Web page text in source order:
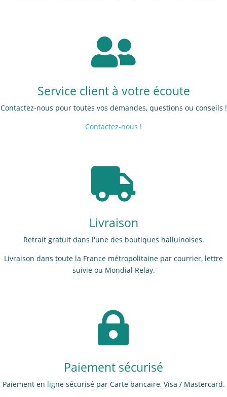

Service client à votre écoute
Contactez-nous pour toutes vos demandes, questions ou conseils !
Contactez-nous !

Livraison
Retrait gratuit dans l'une des boutiques halluinoises.
Livraison dans toute la France métropolitaine par courrier, lettre
suivie ou Mondial Relay.

Paiement sécurisé
Paiement en ligne sécurisé par Carte bancaire, Visa / Mastercard.